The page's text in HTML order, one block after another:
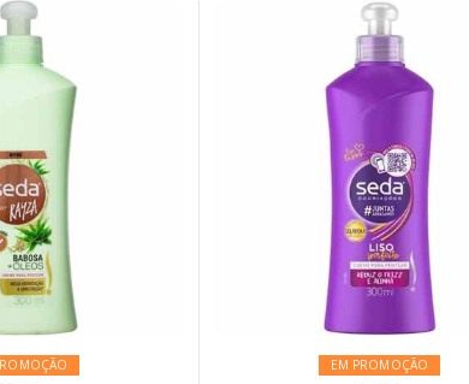
EM PROMOÇÃO